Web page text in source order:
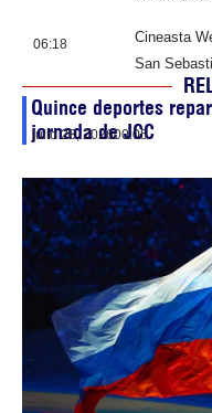
06:18
Cineasta
San
Quince deportes
jornada de JCC
julio 28, 202600:05